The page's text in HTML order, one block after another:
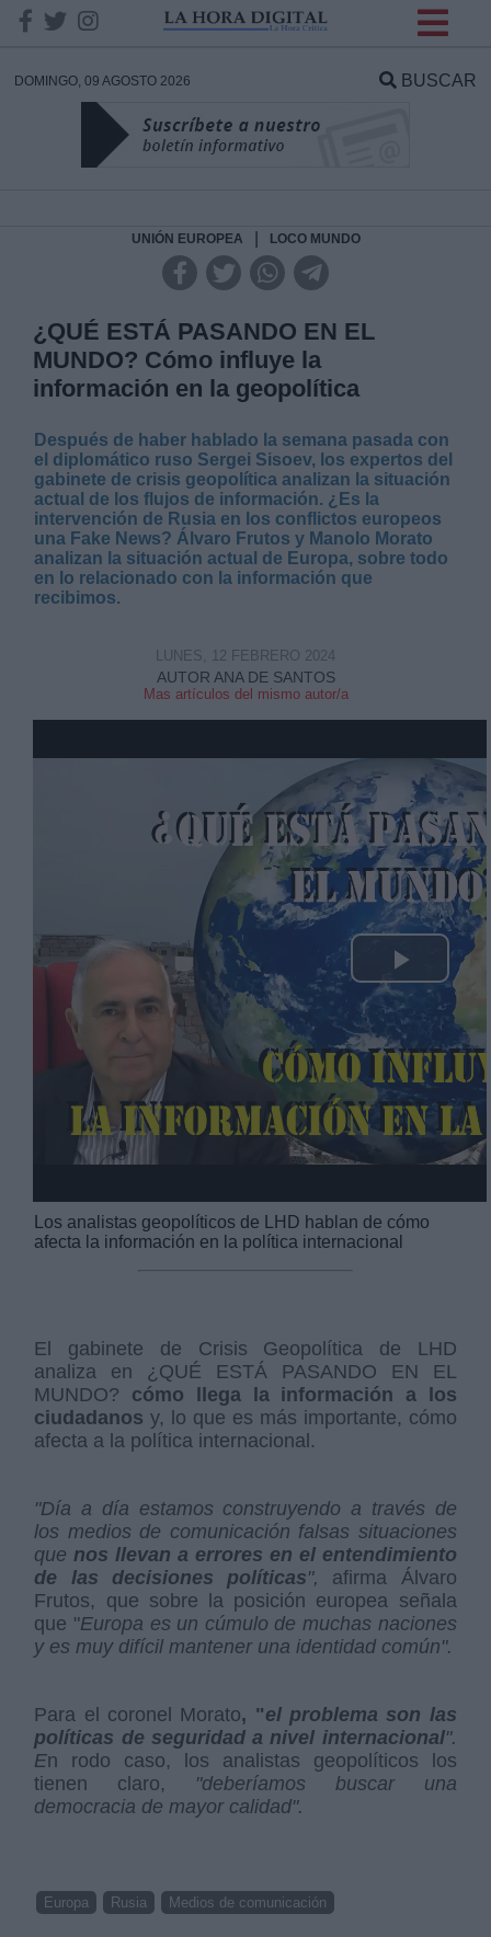
DOMINGO, 09 AGOSTO 2026 BUSCAR
UNIÓN EUROPEA LOCO MUNDO
¿QUÉ ESTÁ PASANDO EN EL
MUNDO? Cómo influye la
información en la geopolítica
Después de haber hablado la semana pasada con
el diplomático ruso Sergei Sisoev, los expertos del
gabinete de crisis geopolítica analizan la situación
actual de los flujos de información. ¿Es la
intervención de Rusia en los conflictos europeos
una Fake News? Álvaro Frutos y Manolo Morato
analizan la situación actual de Europa, sobre todo
en lo relacionado con la información que
recibimos.
AUTOR ANA DE SANTOS
Mas artículos del mismo autor/a
LUNES, 12 FEBRERO 2024
Play
Video
Los analistas geopolíticos de LHD hablan de cómo
afecta la información en la política internacional
El gabinete de Crisis Geopolítica de LHD
analiza en ¿QUÉ ESTÁ PASANDO EN EL
MUNDO? cómo llega la información a los
ciudadanos y, lo que es más importante, cómo
afecta a la política internacional.
"Día a día estamos construyendo a través de
los medios de comunicación falsas situaciones
que nos llevan a errores en el entendimiento
de las decisiones políticas", afirma Álvaro
Frutos, que sobre la posición europea señala
que "Europa es un cúmulo de muchas naciones
y es muy difícil mantener una identidad común".
Para el coronel Morato, "el problema son las
políticas de seguridad a nivel internacional".
En rodo caso, los analistas geopolíticos los
tienen claro, "deberíamos buscar una
democracia de mayor calidad".
Europa Rusia Medios de comunicación
DATOS
Responsable:
Legitimación:
Destinatarios:
link